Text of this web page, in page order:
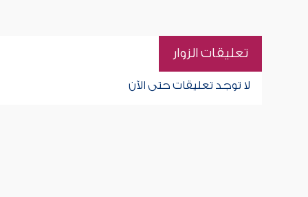
تعليقات الزوار
لا توجد تعليقات حتى الآن